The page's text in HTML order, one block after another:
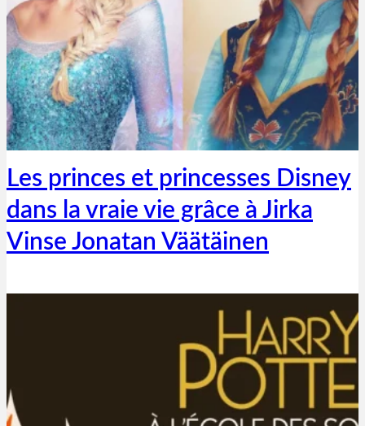
Thibaut Parent
11 juin 2020
Les princes et princesses Disney
dans la vraie vie grâce à Jirka
Vinse Jonatan Väätäinen